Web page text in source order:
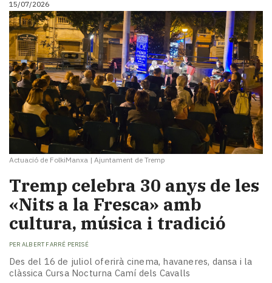
i
turisme
Cultura
Esports
Mai
tant!
TV
mitjans
El
temps
Reportatges
Entrevistes
Enquestes
A
escena!
Dis
la
teva!
Subscriptors
15/07/2026
Actuació de FolkiManxa | Ajuntament de Tremp
Tremp celebra 30 anys de les
«Nits a la Fresca» amb
cultura, música i tradició
PER ALBERT FARRÉ PERISÉ
Des del 16 de juliol oferirà cinema, havaneres, dansa i la
clàssica Cursa Nocturna Camí dels Cavalls